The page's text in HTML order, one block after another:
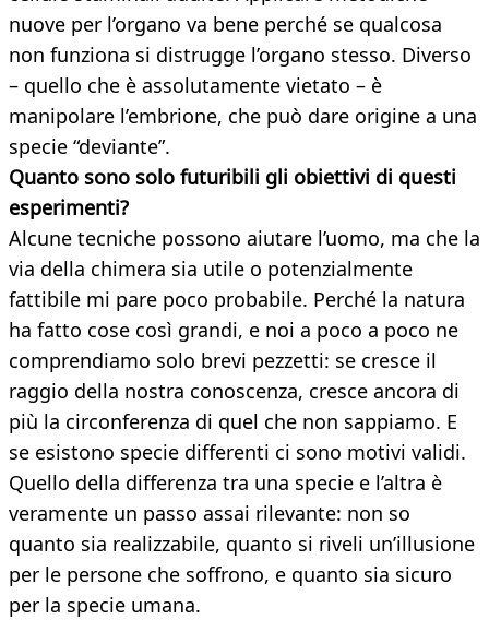
nuove per l’organo va bene perché se qualcosa
non funziona si distrugge l’organo stesso. Diverso
– quello che è assolutamente vietato – è
manipolare l’embrione, che può dare origine a una
specie “deviante”.
Quanto sono solo futuribili gli obiettivi di questi
esperimenti?
Alcune tecniche possono aiutare l’uomo, ma che la
via della chimera sia utile o potenzialmente
fattibile mi pare poco probabile. Perché la natura
ha fatto cose così grandi, e noi a poco a poco ne
comprendiamo solo brevi pezzetti: se cresce il
raggio della nostra conoscenza, cresce ancora di
più la circonferenza di quel che non sappiamo. E
se esistono specie differenti ci sono motivi validi.
Quello della differenza tra una specie e l’altra è
veramente un passo assai rilevante: non so
quanto sia realizzabile, quanto si riveli un’illusione
per le persone che soffrono, e quanto sia sicuro
per la specie umana.